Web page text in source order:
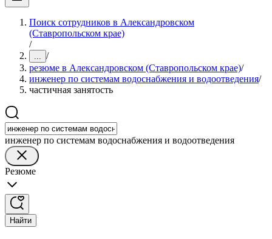
Поиск сотрудников в Александровском
(Ставропольском крае)
/
... /
резюме в Александровском (Ставропольском крае)/
инженер по системам водоснабжения и водоотведения/
частичная занятость
инженер по системам водоснабжения и водоотведения
Резюме
Найти